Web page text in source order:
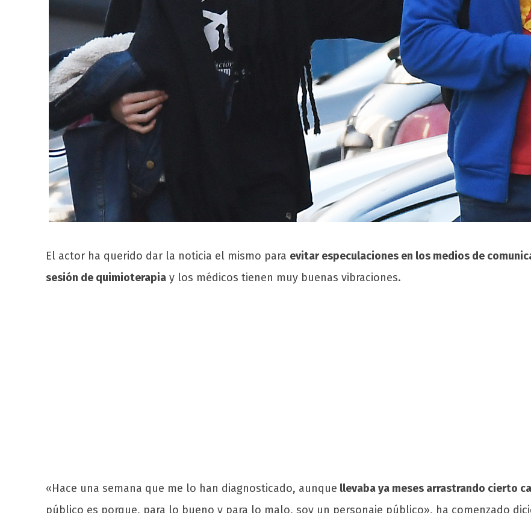
El actor ha querido dar la noticia el mismo para evitar especulaciones en los medios de
sesión de quimioterapia y los médicos tienen muy buenas vibraciones.
«Hace una semana que me lo han diagnosticado, aunque llevaba ya meses arrastrando cierto
público es porque, para lo bueno y para lo malo, soy un personaje público», ha comenzado